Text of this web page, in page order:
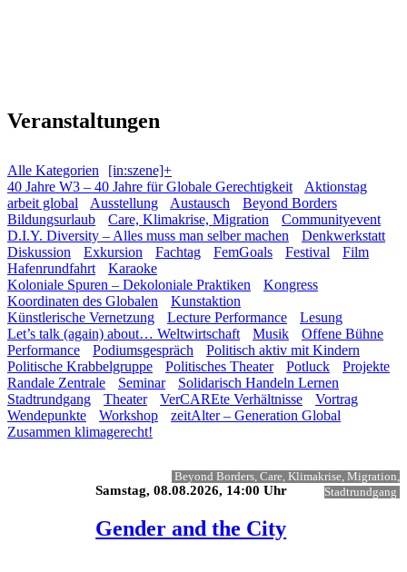
Veranstaltungen
Alle Kategorien
[in:szene]+
40 Jahre W3 – 40 Jahre für Globale Gerechtigkeit
Aktionstag
arbeit global
Ausstellung Austausch
Beyond Borders
Bildungsurlaub
Care, Klimakrise, Migration
Communityevent
D.I.Y. Diversity – Alles muss man selber machen
Denkwerkstatt
Diskussion
Exkursion Fachtag FemGoals Festival
Film
Hafenrundfahrt
Karaoke
Koloniale Spuren – Dekoloniale Praktiken
Kongress
Koordinaten des Globalen
Kunstaktion
Künstlerische Vernetzung
Lecture Performance
Lesung
Let’s talk (again) about… Weltwirtschaft
Musik
Offene Bühne
Performance
Podiumsgespräch
Politisch aktiv mit Kindern
Politische Krabbelgruppe
Politisches Theater Potluck
Projekte
Randale Zentrale
Seminar
Solidarisch Handeln Lernen
Stadtrundgang
Theater VerCAREte Verhältnisse
Vortrag
Wendepunkte
Workshop
zeitAlter – Generation Global
Zusammen klimagerecht!
Samstag, 08.08.2026, 14:00 Uhr
Gender and the City
Beyond Borders, Care, Klimakrise, Migration,
Stadtrundgang